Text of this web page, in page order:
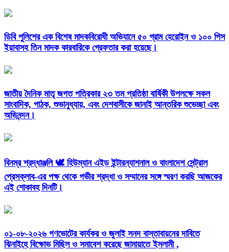
ডিবি পুলিশের এক বিশেষ মাদকবিরোধী অভিযানে ৫০ গ্রাম হেরোইন ও ১০০ পিস
ইয়াবাসহ তিন মাদক কারবারিকে গ্রেফতার করা হয়েছে।
জাতীয় দৈনিক মাতৃ জগত পত্রিকার ২৩ তম প্রতিষ্ঠা বার্ষিকী উপলক্ষে সকল
সাংবাদিক, পাঠক, শুভানুধ্যায়, এবং দেশবাসীকে জানাই আন্তরিক শুভেচ্ছা এবং
অভিনন্দন।
বিনম্র শ্রদ্ধাঞ্জলি 🕊️ হিউম্যান এইড ইন্টারন্যাশনাল ও বাংলাদেশ সেন্ট্রাল
প্রেসক্লাব-এর পক্ষ থেকে গভীর শ্রদ্ধা ও সম্মানের সঙ্গে স্মরণ করছি আজকের
এই শোকাবহ দিনটি।
০১-০৮-২০২৬ গণভোটের কার্যকর ও জুলাই সনদ বাস্তাবায়নের দাবিতে
ঝিনাইহে বিক্ষোভ মিছিল ও সমাবেশ করেছে জামায়াতে ইসলামী ,